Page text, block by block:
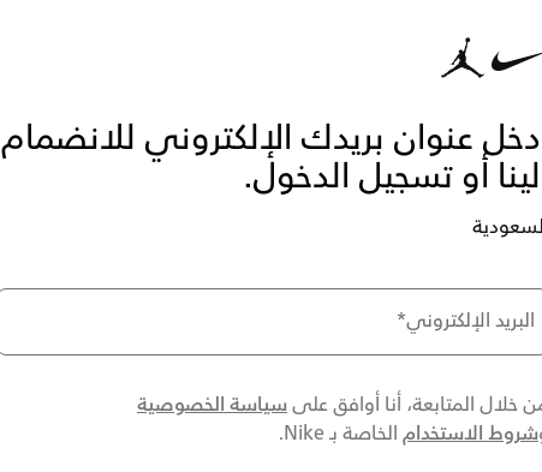
عنوان بريدك الإلكتروني للانضمام
أو تسجيل الدخول.
البريد الإلكتروني*
خلال المتابعة، أنا أوافق علىسياسة الخصوصية
شروط الاستخدام الخاصة بـ Nike.